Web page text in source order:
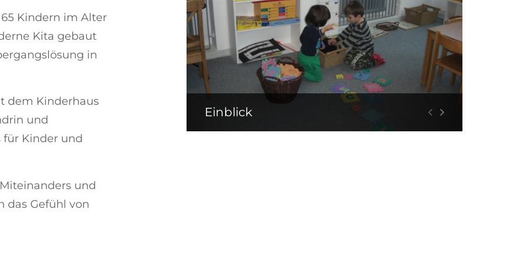
Kindern im Alter
Kita gebaut
in
dem Kinderhaus
und
für Kinder und
und
das Gefühl von
Einblick